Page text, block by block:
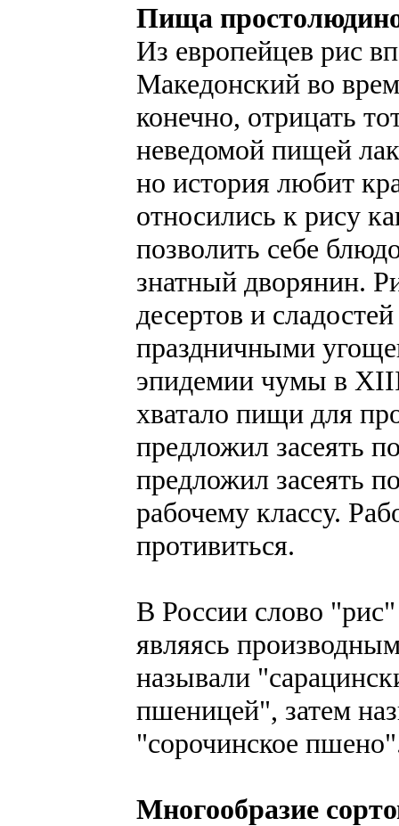
Пища
Из европейцев рис
Македонский во
конечно, отрицать
неведомой пищей
но история любит
относились к рису
позволить себе
знатный дворянин.
десертов и
праздничными
эпидемии чумы в
хватало пищи для
предложил засеять
предложил засеять
рабочему классу.
противиться.
В России слово
являясь
называли
пшеницей", затем
"сорочинское
Многообразие